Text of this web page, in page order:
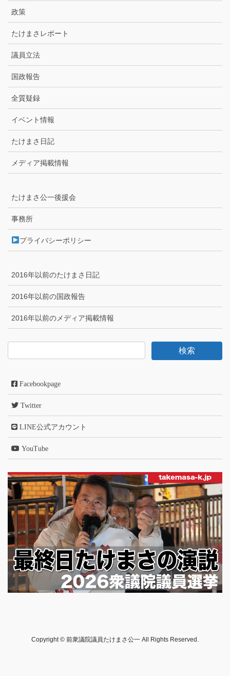
ブ
政策
たけまさレポート
議員立法
国政報告
全質疑録
イベント情報
たけまさ日記
メディア掲載情報
たけまさ公一後援会
事務所
プライバシーポリシー
2016年以前のたけまさ日記
2016年以前の国政報告
2016年以前のメディア掲載情報
Facebookpage
Twitter
LINE公式アカウント
YouTube
Copyright © 前衆議院議員たけまさ公一 All Rights Reserved.